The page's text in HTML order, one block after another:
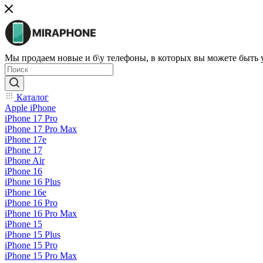
Мы продаем новые и б\у телефоны, в которых вы можете быть
Каталог
Apple iPhone
iPhone 17 Pro
iPhone 17 Pro Max
iPhone 17e
iPhone 17
iPhone Air
iPhone 16
iPhone 16 Plus
iPhone 16e
iPhone 16 Pro
iPhone 16 Pro Max
iPhone 15
iPhone 15 Plus
iPhone 15 Pro
iPhone 15 Pro Max